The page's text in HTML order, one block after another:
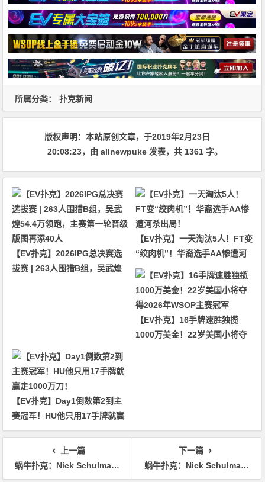
所属分类： 扑克新闻
版权声明：本站原创文章，于2019年2月23日
20:08:23，由allnewpuke 发表，共 1361 字。
【EV扑克】2026IPG总决赛选
拔赛 | 263人围猎B组，吴武煌
【EV扑克】一天淘汰5人！FT变
“绞肉机”！华裔选手AA惨遭河
杀出局！
【EV扑克】16手牌速胜独揽
1000万美金！22岁美国小将夺
【EV扑克】Day1倒数第2到主
赛冠军！HU他只用17手牌就赢
走1000万刀！
上一篇
蜗牛扑克：Nick Schulman赢得2019 USPO $25,000八项混合锦标赛冠军
下一篇
蜗牛扑克：Nick Schulman赢得2019 USPO八项混合赛冠军